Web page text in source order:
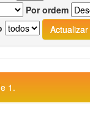
Por ordem
1.